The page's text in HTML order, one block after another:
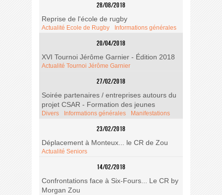
28/08/2018
Reprise de l'école de rugby
Actualité Ecole de Rugby Informations générales
20/04/2018
XVI Tournoi Jérôme Garnier - Édition 2018
Actualité Tournoi Jérôme Garnier
27/02/2018
Soirée partenaires / entreprises autours du
projet CSAR - Formation des jeunes
Divers Informations générales Manifestations
23/02/2018
Déplacement à Monteux... le CR de Zou
Actualité Seniors
14/02/2018
Confrontations face à Six-Fours... Le CR by
Morgan Zou